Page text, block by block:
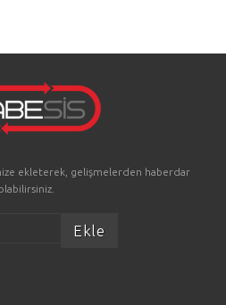
ekleterek, gelişmelerden haberdar